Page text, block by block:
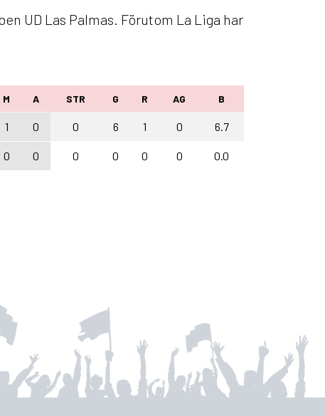
UD Las Palmas. Förutom La Liga har
M A STR G R AG B
1 0 0 6 1 0 6.7
0 0 0 0 0 0 0.0